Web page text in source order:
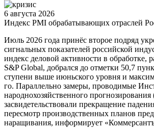
6 августа 2026
Индекс PMI обрабатывающих отраслей
Июль 2026 года принёс второе подряд
сигнальных показателей российской
индекс деловой активности в обработке,
S&P Global, добрался до отметки 50,7
ступени выше июньского уровня и
го. Параллельно замеры, проводимые
народнохозяйственного
засвидетельствовали прекращение
пересмотр производственных планов
наращивания, информирует